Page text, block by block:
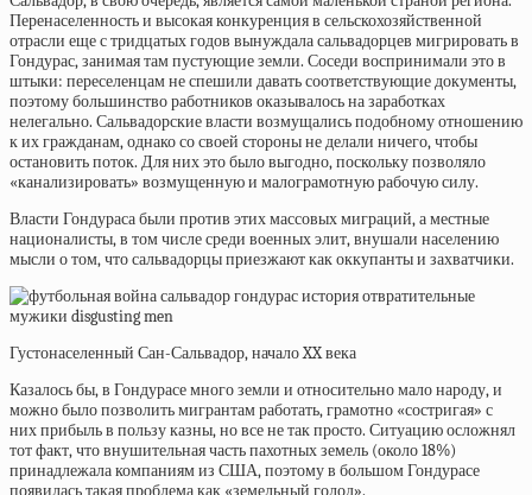
Перенаселенность и высокая конкуренция в сельскохозяйственной
отрасли еще с тридцатых годов вынуждала сальвадорцев мигрировать в
Гондурас, занимая там пустующие земли. Соседи воспринимали это в
штыки: переселенцам не спешили давать соответствующие документы,
поэтому большинство работников оказывалось на заработках
нелегально. Сальвадорские власти возмущались подобному отношению
к их гражданам, однако со своей стороны не делали ничего, чтобы
остановить поток. Для них это было выгодно, поскольку позволяло
«канализировать» возмущенную и малограмотную рабочую силу.
Власти Гондураса были против этих массовых миграций, а местные
националисты, в том числе среди военных элит, внушали населению
мысли о том, что сальвадорцы приезжают как оккупанты и захватчики.
Густонаселенный Сан-Сальвадор, начало XX века
Казалось бы, в Гондурасе много земли и относительно мало народу, и
можно было позволить мигрантам работать, грамотно «состригая» с
них прибыль в пользу казны, но все не так просто. Ситуацию осложнял
тот факт, что внушительная часть пахотных земель (около 18%)
принадлежала компаниям из США, поэтому в большом Гондурасе
появилась такая проблема как «земельный голод».